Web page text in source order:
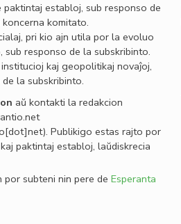
paktintaj establoj, sub responso de
komitato.
pri kio ajn utila por la evoluo
sub responso de la subskribinto.
kaj geopolitikaj novaĵoj,
la subskribinto.
aŭ kontakti la redakcion
.net
. Publikigo estas rajto por
paktintaj establoj, laŭdiskrecia
por subteni nin pere de Esperanta